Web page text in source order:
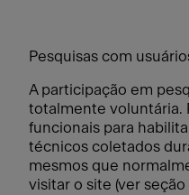
Pesquisas com
A participação em
totalmente voluntária.
funcionais para
técnicos coletados
mesmos que
visitar o site (ver